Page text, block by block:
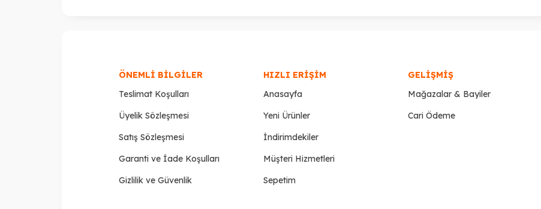
ÖNEMLI BILGILER
Teslimat Koşulları
Üyelik Sözleşmesi
Satış Sözleşmesi
Garanti ve İade Koşulları
Gizlilik ve Güvenlik
HIZLI ERIŞIM
Anasayfa
Yeni Ürünler
İndirimdekiler
Müşteri Hizmetleri
Sepetim
GELIŞMIŞ
Mağazalar & Bayiler
Cari Ödeme